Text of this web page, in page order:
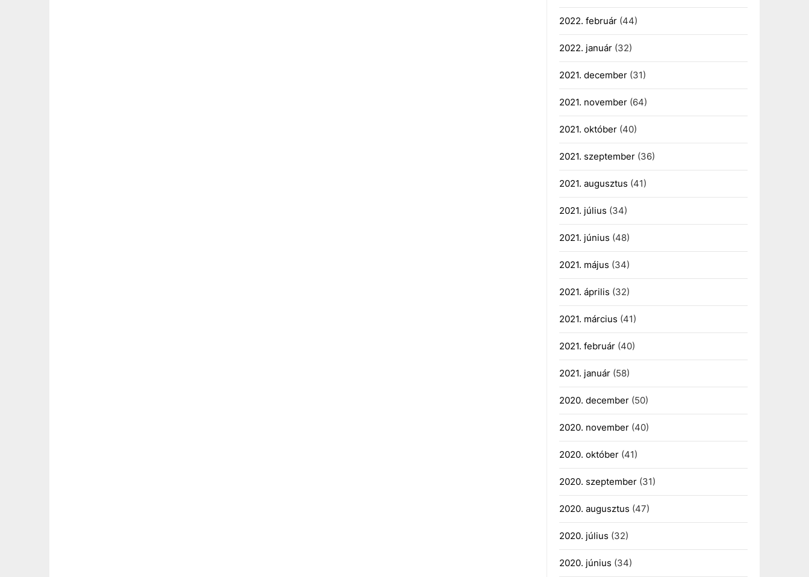
2022. február(44)
2022. január(32)
2021. december(31)
2021. november(64)
2021. október(40)
2021. szeptember(36)
2021. augusztus (41)
2021. július (34)
2021. június (48)
2021. május (34)
2021. április (32)
2021. március (41)
2021. február(40)
2021. január(58)
2020. december(50)
2020. november(40)
2020. október(41)
2020. szeptember(31)
2020. augusztus (47)
2020. július (32)
2020. június (34)